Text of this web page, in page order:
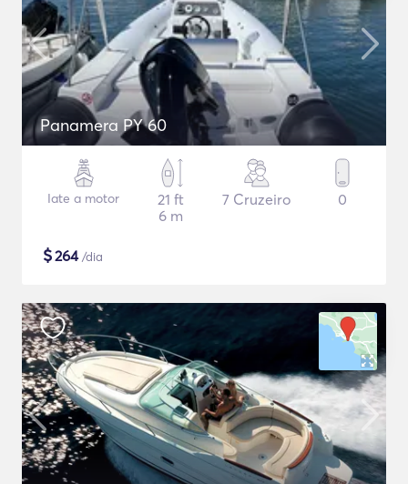
Panamera PY 60
Iate a motor
21 ft
6 m
7 Cruzeiro 0
$264/dia